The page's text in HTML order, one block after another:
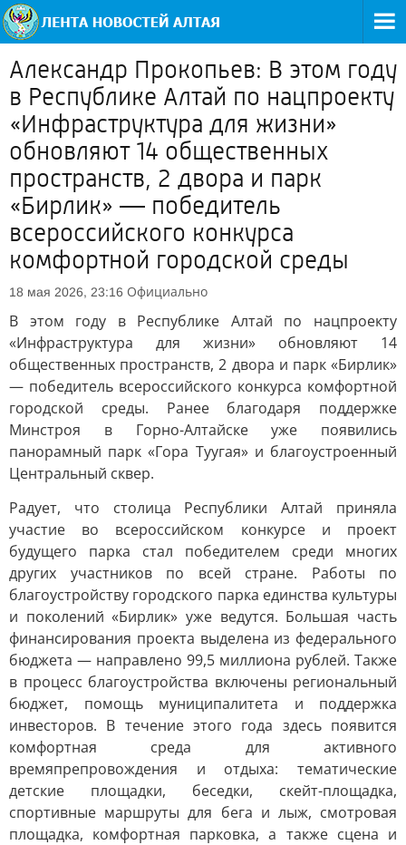
Александр Прокопьев: В этом году
в Республике Алтай по нацпроекту
«Инфраструктура для жизни»
обновляют 14 общественных
пространств, 2 двора и парк
«Бирлик» — победитель
всероссийского конкурса
комфортной городской среды
18 мая 2026, 23:16 Официально
В этом году в Республике Алтай по нацпроекту
«Инфраструктура для жизни» обновляют 14
общественных пространств, 2 двора и парк «Бирлик»
— победитель всероссийского конкурса комфортной
городской среды. Ранее благодаря поддержке
Минстроя в Горно-Алтайске уже появились
панорамный парк «Гора Туугая» и благоустроенный
Центральный сквер.
Радует, что столица Республики Алтай приняла
участие во всероссийском конкурсе и проект
будущего парка стал победителем среди многих
других участников по всей стране. Работы по
благоустройству городского парка единства культуры
и поколений «Бирлик» уже ведутся. Большая часть
финансирования проекта выделена из федерального
бюджета — направлено 99,5 миллиона рублей. Также
в процесс благоустройства включены региональный
бюджет, помощь муниципалитета и поддержка
инвесторов. В течение этого года здесь появится
комфортная среда для активного
времяпрепровождения и отдыха: тематические
детские площадки, беседки, скейт-площадка,
спортивные маршруты для бега и лыж, смотровая
площадка, комфортная парковка, а также сцена и